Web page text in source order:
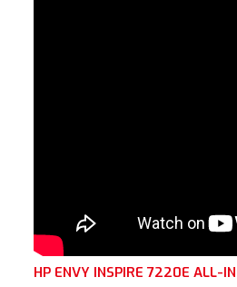
HP ENVY INSPIRE 7220E ALL-